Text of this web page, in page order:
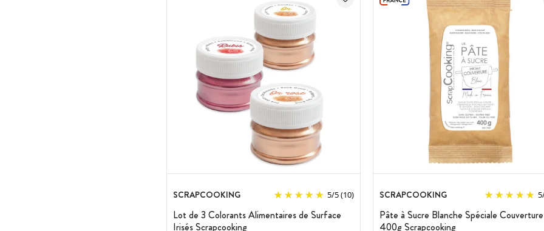
SCRAPCOOKING 5/5(10)
Lot de 3 Colorants Alimentaires de Surface
Irisés Scrapcooking
SCRAPCOOKING 5
Pâte à Sucre Blanche Spéciale Couverture
400g Scrapcooking